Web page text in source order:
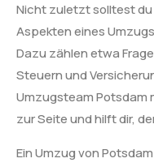
Nicht zuletzt solltest
Aspekten eines
Dazu zählen etwa
Steuern und
Umzugsteam Potsdam
zur Seite und hilft dir,
Ein Umzug von